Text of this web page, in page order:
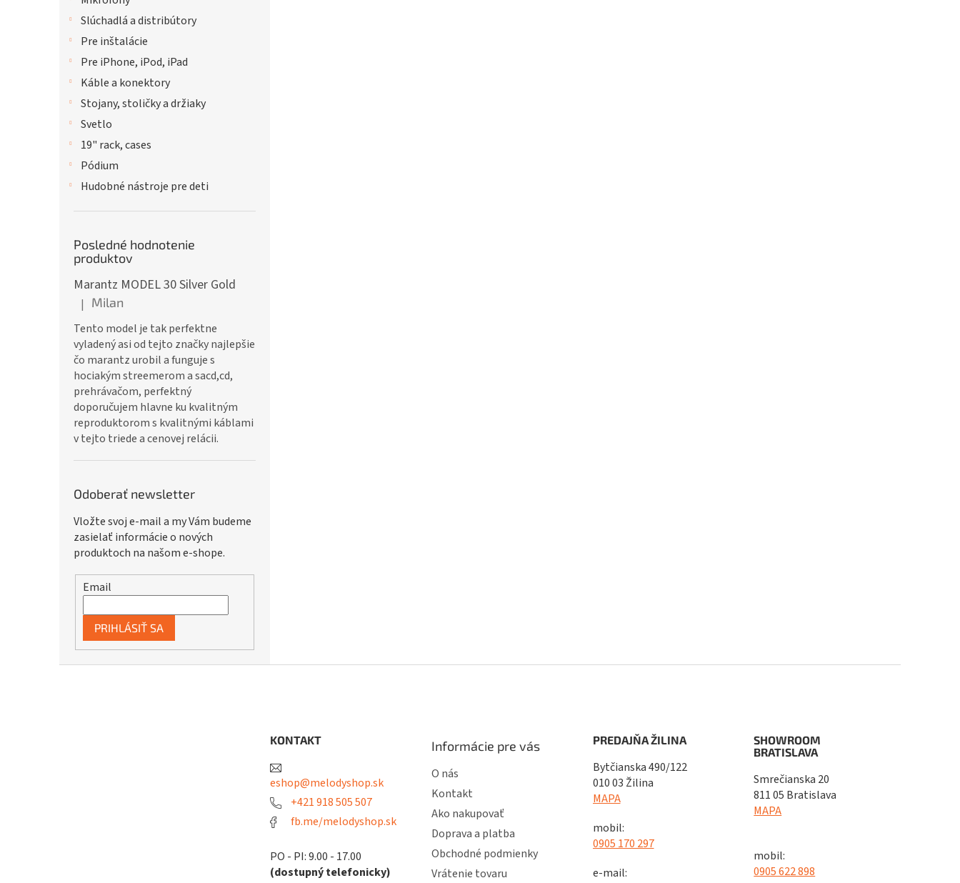
Slúchadlá a distribútory
Pre inštalácie
Pre iPhone, iPod, iPad
Káble a konektory
Stojany, stoličky a držiaky
Svetlo
19" rack, cases
Pódium
Hudobné nástroje pre deti
Posledné hodnotenie
produktov
Marantz MODEL 30 Silver Gold
Hodnotenie produktu je 5 z 5 hviezdičiek.
| Milan
Tento model je tak perfektne
vyladený asi od tejto značky najlepšie
čo marantz urobil a funguje s
hociakým streemerom a sacd,cd,
prehrávačom, perfektný
doporučujem hlavne ku kvalitným
reproduktorom s kvalitnými káblami
v tejto triede a cenovej relácii.
Odoberať newsletter
Vložte svoj e-mail a my Vám budeme
zasielať informácie o nových
produktoch na našom e-shope.
Email
PRIHLÁSIŤ SA
KONTAKT
eshop@melodyshop.sk
+421 918 505 507
fb.me/melodyshop.sk
PO - PI: 9.00 - 17.00
(dostupný telefonicky)
Informácie pre vás
O nás
Kontakt
Ako nakupovať
Doprava a platba
Obchodné podmienky
Vrátenie tovaru
PREDAJŇA ŽILINA
Bytčianska 490/122
010 03 Žilina
MAPA
mobil:
0905 170 297
e-mail:
SHOWROOM
BRATISLAVA
Smrečianska 20
811 05 Bratislava
MAPA
mobil:
0905 622 898